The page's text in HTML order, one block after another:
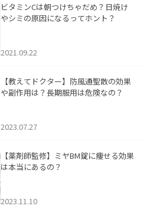
ビタミンCは朝つけちゃだめ？日焼け
やシミの原因になるってホント？
2021.09.22
【教えてドクター】防風通聖散の効果
や副作用は？長期服用は危険なの？
2023.07.27
【薬剤師監修】ミヤBM錠に痩せる効果
は本当にあるの？
2023.11.10